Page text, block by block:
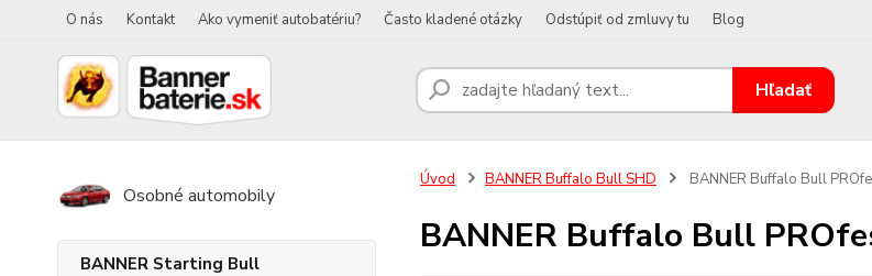
O nás Kontakt Ako vymeniť autobatériu? Často kladené otázky Odstúpiť od zmluvy tu Blog
Hľadať
Osobné automobily
BANNER Starting Bull
Úvod BANNER Buffalo Bull SHD BANNER Buffalo Bull
BANNER Buffalo Bull